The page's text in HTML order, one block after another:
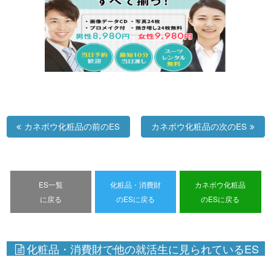
カネボウ化粧品の前のES カネボウ化粧品の次のES
ES一覧
に戻る
化粧品・消費財
のESに戻る
カネボウ化粧品
のESに戻る
化粧品・消費財で他の就活生に見られているES